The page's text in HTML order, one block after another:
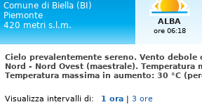
Comune di Biella (BI)
Piemonte
420 metri s.l.m.
ALBA
ore 06:18
Cielo prevalentemente sereno. Vento
Nord - Nord Ovest (maestrale).
Temperatura massima in aumento: 30 °C
Visualizza intervalli di: 1 ora | 3 ore